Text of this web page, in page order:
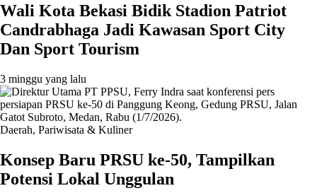
Wali Kota Bekasi Bidik Stadion Patriot
Candrabhaga Jadi Kawasan Sport City
Dan Sport Tourism
3 minggu yang lalu
Daerah, Pariwisata & Kuliner
Konsep Baru PRSU ke-50, Tampilkan
Potensi Lokal Unggulan